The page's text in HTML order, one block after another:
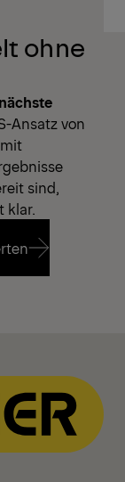
ohne
Ansatz von
sind,
klar.